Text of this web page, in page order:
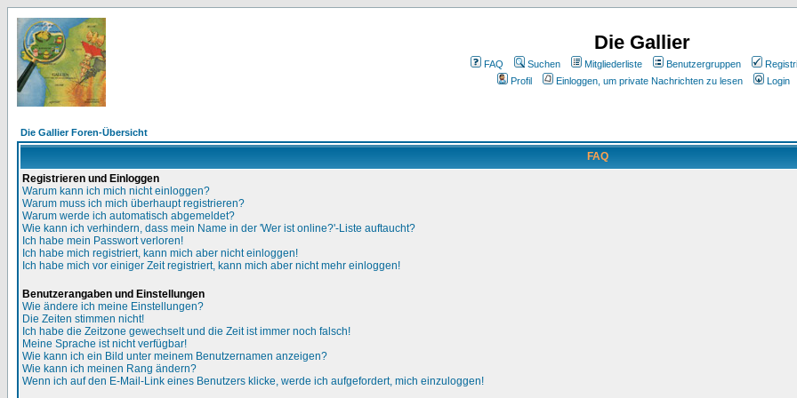
Die Gallier
FAQ Suchen Mitgliederliste Benutzergruppen
Profil
Einloggen, um private Nachrichten zu lesen Login
Die Gallier Foren-Übersicht
FAQ
Registrieren und Einloggen
Warum kann ich mich nicht einloggen?
Warum muss ich mich überhaupt registrieren?
Warum werde ich automatisch abgemeldet?
Wie kann ich verhindern, dass mein Name in der 'Wer ist online?'-Liste auftaucht?
Ich habe mein Passwort verloren!
Ich habe mich registriert, kann mich aber nicht einloggen!
Ich habe mich vor einiger Zeit registriert, kann mich aber nicht mehr einloggen!
Benutzerangaben und Einstellungen
Wie ändere ich meine Einstellungen?
Die Zeiten stimmen nicht!
Ich habe die Zeitzone gewechselt und die Zeit ist immer noch falsch!
Meine Sprache ist nicht verfügbar!
Wie kann ich ein Bild unter meinem Benutzernamen anzeigen?
Wie kann ich meinen Rang ändern?
Wenn ich auf den E-Mail-Link eines Benutzers klicke, werde ich aufgefordert, mich einzuloggen!